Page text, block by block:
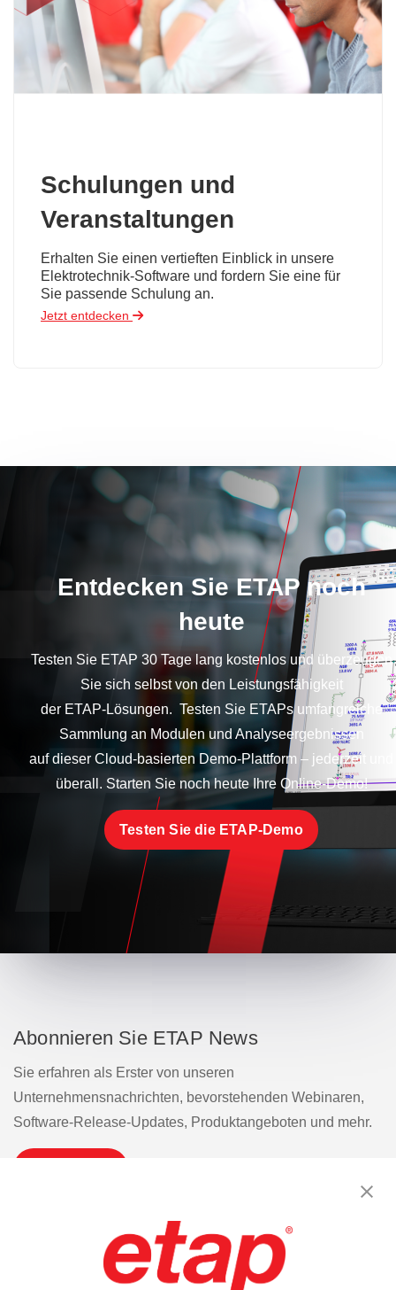
Schulungen und
Veranstaltungen
Erhalten Sie einen vertieften Einblick in unsere
Elektrotechnik-Software und fordern Sie eine für
Sie passende Schulung an.
Jetzt entdecken
Entdecken Sie ETAP noch
heute
Testen Sie ETAP 30 Tage lang kostenlos und überzeugen
Sie sich selbst von den Leistungsfähigkeit
der ETAP-Lösungen. Testen Sie ETAPs umfangreiche
Sammlung an Modulen und Analyseergebnissen
auf dieser Cloud-basierten Demo-Plattform – jederzeit und
überall. Starten Sie noch heute Ihre Online-Demo!
Testen Sie die ETAP-Demo
Abonnieren Sie ETAP News
Sie erfahren als Erster von unseren
Unternehmensnachrichten, bevorstehenden Webinaren,
Software-Release-Updates, Produktangeboten und mehr.
Kontakt aufnehmen. | Nutzungsbedingungen
Datenschutzrichtlinie | Sitemap